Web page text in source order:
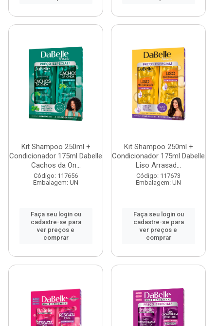
Kit Shampoo 250ml +
Condicionador 175ml Dabelle
Cachos da On...
Código: 117656
Embalagem: UN
Faça seu login ou
cadastre-se para
ver preços e
comprar
Kit Shampoo 250ml +
Condicionador 175ml Dabelle
Liso Arrasad...
Código: 117673
Embalagem: UN
Faça seu login ou
cadastre-se para
ver preços e
comprar